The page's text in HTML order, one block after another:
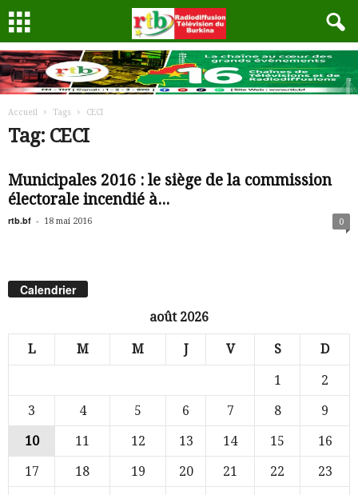
Accueil Tags CECI
Tag: CECI
Municipales 2016 : le siège de la commission
électorale incendié à...
rtb.bf - 18 mai 2016 0
Calendrier
août 2026
L M M J V S D
1
2
3
4 5 6 7 8
9
10
11 12 13 14 15
16
17
18 19 20 21 22
23